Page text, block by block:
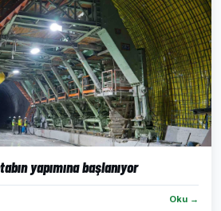
yapımına başlanıyor
Oku →